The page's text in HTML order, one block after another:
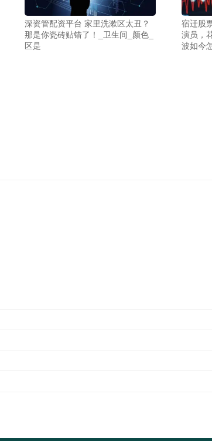
深资管配资平台 家里洗漱区太丑？
那是你瓷砖贴错了！_卫生间_颜色_
区是
宿迁股
演员，
波如今